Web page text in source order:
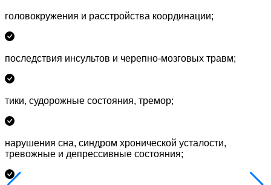
головокружения и расстройства координации;
последствия инсультов и черепно-мозговых травм;
тики, судорожные состояния, тремор;
нарушения сна, синдром хронической усталости,
тревожные и депрессивные состояния;